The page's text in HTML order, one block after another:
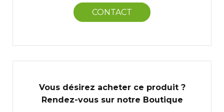
CONTACT
Vous désirez acheter ce produit ?
Rendez-vous sur notre Boutique